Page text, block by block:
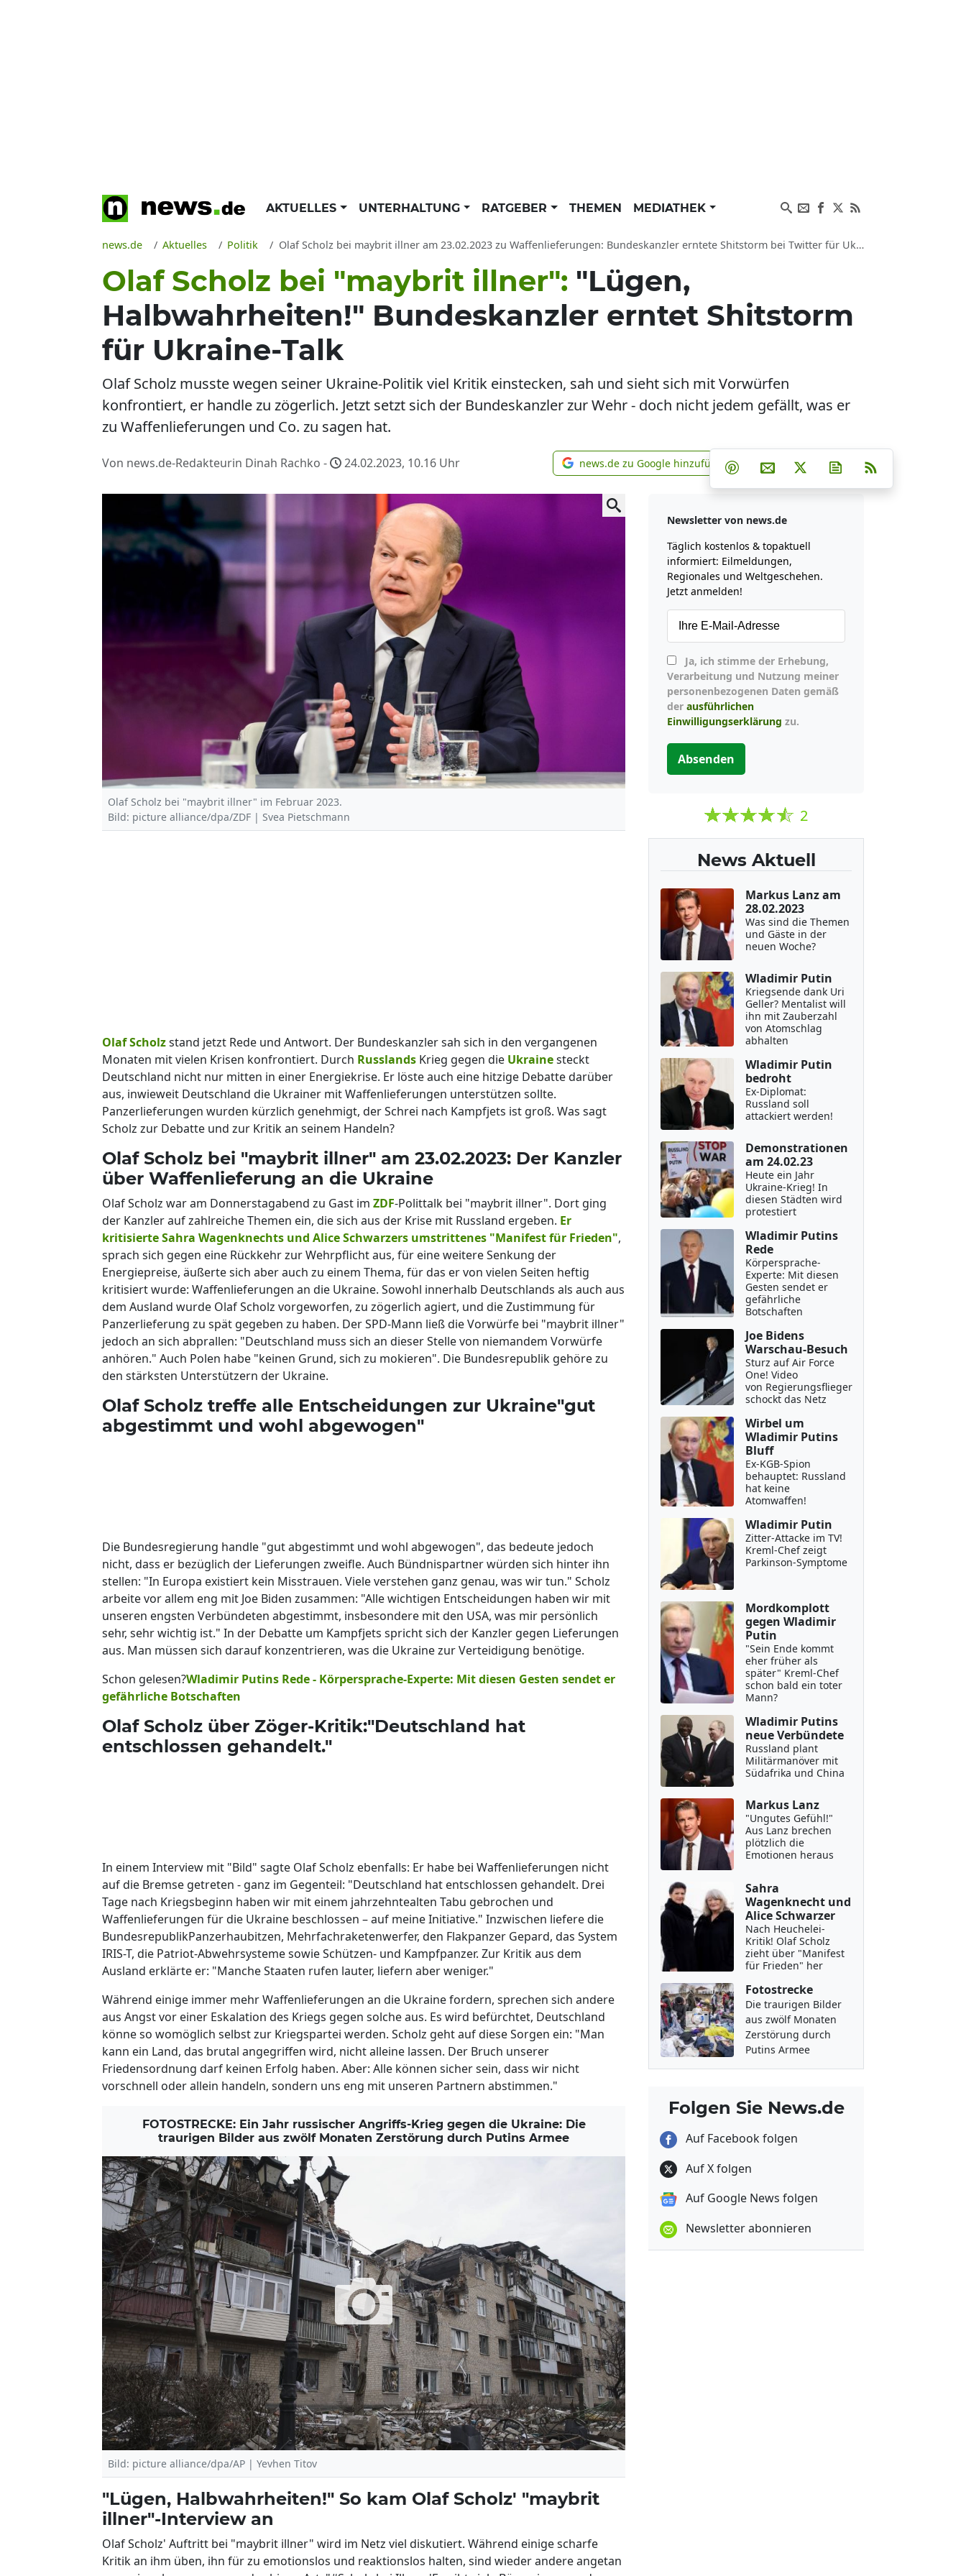
AKTUELLES UNTERHALTUNG RATGEBER THEMEN MEDIATHEK
news.de Aktuelles Politik Olaf Scholz bei maybrit illner am 23.02.2023 zu Waffenlieferungen: Bundeskanzler erntete Shitstorm bei Twitter für Ukraine-Talk im ZDF
Olaf Scholz bei "maybrit illner": "Lügen,
Halbwahrheiten!" Bundeskanzler erntet Shitstorm
für Ukraine-Talk
Olaf Scholz musste wegen seiner Ukraine-Politik viel Kritik einstecken, sah und sieht sich mit Vorwürfen
konfrontiert, er handle zu zögerlich. Jetzt setzt sich der Bundeskanzler zur Wehr - doch nicht jedem gefällt, was er
zu Waffenlieferungen und Co. zu sagen hat.
Von news.de-Redakteurin Dinah Rachko - 24.02.2023, 10.16 Uhr news.de zu Google hinzufügen
news.de zu Google hinzufügen Teilen auf Facebook
Teilen auf Whatsapp
Teilen auf Telegram
Teilen auf Pinterest
Per E-Mail teilen
Post auf XNewsletter
Olaf Scholz bei "maybrit illner" im Februar 2023.
Bild: picture alliance/dpa/ZDF | Svea Pietschmann
Olaf Scholzstand jetzt Rede und Antwort. Der Bundeskanzler sah sich in den vergangenen
Monaten mit vielen Krisen konfrontiert. Durch Russlands Krieg gegen die Ukrainesteckt
Deutschland nicht nur mitten in einer Energiekrise. Er löste auch eine hitzige Debatte darüber
aus, inwieweit Deutschland die Ukrainer mit Waffenlieferungen unterstützen sollte.
Panzerlieferungen wurden kürzlich genehmigt, der Schrei nach Kampfjets ist groß. Was sagt
Scholz zur Debatte und zur Kritik an seinem Handeln?
Olaf Scholz bei "maybrit illner" am 23.02.2023: Der Kanzler
über Waffenlieferung an die Ukraine
Olaf Scholz war am Donnerstagabend zu Gast im ZDF-Polittalk bei "maybrit illner". Dort ging
der Kanzler auf zahlreiche Themen ein, die sich aus der Krise mit Russland ergeben. Er
kritisierte Sahra Wagenknechts und Alice Schwarzers umstrittenes "Manifest für Frieden",
sprach sich gegen eine Rückkehr zur Wehrpflicht aus, für eine weitere Senkung der
Energiepreise, äußerte sich aber auch zu einem Thema, für das er von vielen Seiten heftig
kritisiert wurde: Waffenlieferungen an die Ukraine. Sowohl innerhalb Deutschlands als auch aus
dem Ausland wurde Olaf Scholz vorgeworfen, zu zögerlich agiert, und die Zustimmung für
Panzerlieferung zu spät gegeben zu haben. Der SPD-Mann ließ die Vorwürfe bei "maybrit illner"
jedoch an sich abprallen: "Deutschland muss sich an dieser Stelle von niemandem Vorwürfe
anhören." Auch Polen habe "keinen Grund, sich zu mokieren". Die Bundesrepublik gehöre zu
den stärksten Unterstützern der Ukraine.
Olaf Scholz treffe alle Entscheidungen zur Ukraine"gut
abgestimmt und wohl abgewogen"
Die Bundesregierung handle "gut abgestimmt und wohl abgewogen", das bedeute jedoch
nicht, dass er bezüglich der Lieferungen zweifle. Auch Bündnispartner würden sich hinter ihn
stellen: "In Europa existiert kein Misstrauen. Viele verstehen ganz genau, was wir tun." Scholz
arbeite vor allem eng mit Joe Biden zusammen: "Alle wichtigen Entscheidungen haben wir mit
unseren engsten Verbündeten abgestimmt, insbesondere mit den USA, was mir persönlich
sehr, sehr wichtig ist." In der Debatte um Kampfjets spricht sich der Kanzler gegen Lieferungen
aus. Man müssen sich darauf konzentrieren, was die Ukraine zur Verteidigung benötige.
Schon gelesen?Wladimir Putins Rede - Körpersprache-Experte: Mit diesen Gesten sendet er
gefährliche Botschaften
Olaf Scholz über Zöger-Kritik:"Deutschland hat
entschlossen gehandelt."
In einem Interview mit "Bild" sagte Olaf Scholz ebenfalls: Er habe bei Waffenlieferungen nicht
auf die Bremse getreten - ganz im Gegenteil: "Deutschland hat entschlossen gehandelt. Drei
Tage nach Kriegsbeginn haben wir mit einem jahrzehntealten Tabu gebrochen und
Waffenlieferungen für die Ukraine beschlossen – auf meine Initiative." Inzwischen liefere die
BundesrepublikPanzerhaubitzen, Mehrfachraketenwerfer, den Flakpanzer Gepard, das System
IRIS-T, die Patriot-Abwehrsysteme sowie Schützen- und Kampfpanzer. Zur Kritik aus dem
Ausland erklärte er: "Manche Staaten rufen lauter, liefern aber weniger."
Während einige immer mehr Waffenlieferungen an die Ukraine fordern, sprechen sich andere
aus Angst vor einer Eskalation des Kriegs gegen solche aus. Es wird befürchtet, Deutschland
könne so womöglich selbst zur Kriegspartei werden. Scholz geht auf diese Sorgen ein: "Man
kann ein Land, das brutal angegriffen wird, nicht alleine lassen. Der Bruch unserer
Friedensordnung darf keinen Erfolg haben. Aber: Alle können sicher sein, dass wir nicht
vorschnell oder allein handeln, sondern uns eng mit unseren Partnern abstimmen."
FOTOSTRECKE: Ein Jahr russischer Angriffs-Krieg gegen die Ukraine: Die
traurigen Bilder aus zwölf Monaten Zerstörung durch Putins Armee
Bild: picture alliance/dpa/AP | Yevhen Titov
"Lügen, Halbwahrheiten!" So kam Olaf Scholz' "maybrit
illner"-Interview an
Olaf Scholz' Auftritt bei "maybrit illner" wird im Netz viel diskutiert. Während einige scharfe
Kritik an ihm üben, ihn für zu emotionslos und reaktionslos halten, sind wieder andere angetan
Newsletter von news.de
Täglich kostenlos & topaktuell
informiert: Eilmeldungen,
Regionales und Weltgeschehen.
Jetzt anmelden!
Verarbeitung und Nutzung meiner
personenbezogenen Daten gemäß
der ausführlichen
Einwilligungserklärung zu.
Absenden
2
News Aktuell
Markus Lanz am
28.02.2023
Was sind die Themen
und Gäste in der
neuen Woche?
Wladimir Putin
Kriegsende dank Uri
Geller? Mentalist will
ihn mit Zauberzahl
von Atomschlag
abhalten
Wladimir Putin
bedroht
Ex-Diplomat:
Russland soll
attackiert werden!
Demonstrationen
am 24.02.23
Heute ein Jahr
Ukraine-Krieg! In
diesen Städten wird
protestiert
Wladimir Putins
Rede
Körpersprache-
Experte: Mit diesen
Gesten sendet er
gefährliche
Botschaften
Joe Bidens
Warschau-Besuch
Sturz auf Air Force
One! Video
von Regierungsflieger
schockt das Netz
Wirbel um
Wladimir Putins
Bluff
Ex-KGB-Spion
behauptet: Russland
hat keine
Atomwaffen!
Wladimir Putin
Zitter-Attacke im TV!
Kreml-Chef zeigt
Parkinson-Symptome
Mordkomplott
gegen Wladimir
Putin
"Sein Ende kommt
eher früher als
später" Kreml-Chef
schon bald ein toter
Mann?
Wladimir Putins
neue Verbündete
Russland plant
Militärmanöver mit
Südafrika und China
Markus Lanz
"Ungutes Gefühl!"
Aus Lanz brechen
plötzlich die
Emotionen heraus
Sahra
Wagenknecht und
Alice Schwarzer
Nach Heuchelei-
Kritik! Olaf Scholz
zieht über "Manifest
für Frieden" her
Fotostrecke
Die traurigen Bilder
aus zwölf Monaten
Zerstörung durch
Putins Armee
Folgen Sie News.de
Auf Facebook folgen
Auf X folgen
Auf Google News folgen
Newsletter abonnieren